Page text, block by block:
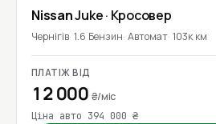
NissanJuke· Кросовер
Чернігів 1.6 Бензин Автомат 103к км
ПЛАТІЖ ВІД
12 000 ₴/міс
Ціна авто 394 000 ₴